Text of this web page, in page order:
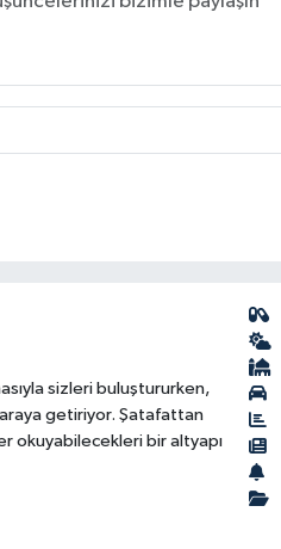
sizleri buluştururken,
getiriyor. Şatafattan
okuyabilecekleri bir altyapı